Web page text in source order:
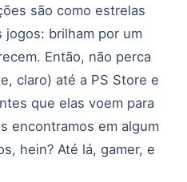
são como estrelas
brilham por um
Então, não perca
claro) até a PS Store e
que elas voem para
encontramos em algum
hein? Até lá, gamer, e